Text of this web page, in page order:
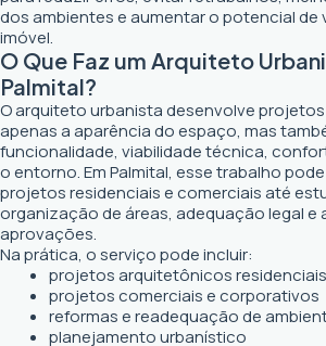
dos ambientes e aumentar o potencial de
imóvel.
O Que Faz um Arquiteto
Palmital?
O arquiteto urbanista desenvolve
apenas a aparência do espaço, mas
funcionalidade, viabilidade técnica,
o entorno. Em Palmital, esse trabalho
projetos residenciais e comerciais até
organização de áreas, adequação legal e
aprovações.
Na prática, o serviço pode incluir:
projetos arquitetônicos residenciais
projetos comerciais e corporativos
reformas e readequação de
planejamento urbanístico